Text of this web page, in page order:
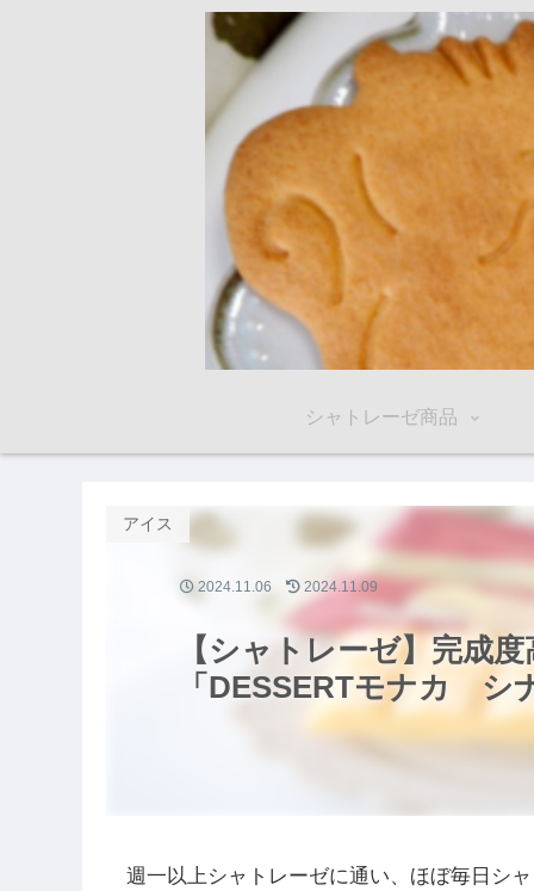
シャトレーゼ商品
【シャトレーゼ】完成
「DESSERTモナカ シ
アイス
2024.11.06 2024.11.09
週一以上シャトレーゼに通い、ほぼ毎日シ